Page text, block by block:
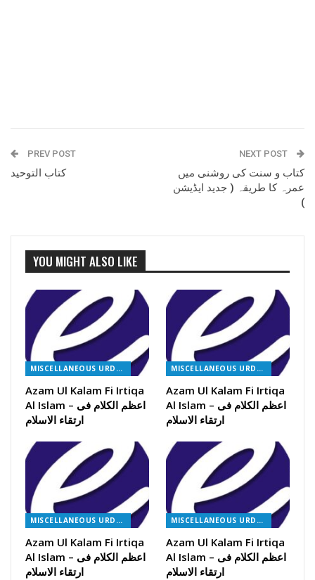
PREV POST
کتاب التوحید
NEXT POST
کتاب و سنت کی روشنی میں
عمرہ کا طریقہ ( جدید ایڈیشن
)
YOU MIGHT ALSO LIKE
MISCELLANEOUS URDU BOOKS
Azam Ul Kalam Fi Irtiqa
Al Islam – اعظم الکلام فی
ارتقاء الاسلام
MISCELLANEOUS URDU BOOKS
Azam Ul Kalam Fi Irtiqa
Al Islam – اعظم الکلام فی
ارتقاء الاسلام
MISCELLANEOUS URDU BOOKS
Azam Ul Kalam Fi Irtiqa
Al Islam – اعظم الکلام فی
ارتقاء الاسلام
MISCELLANEOUS URDU BOOKS
Azam Ul Kalam Fi Irtiqa
Al Islam – اعظم الکلام فی
ارتقاء الاسلام